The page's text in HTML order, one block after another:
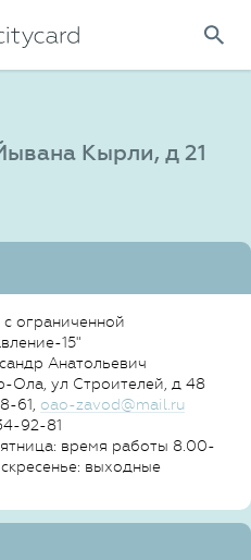
Кырли, д 21
ограниченной
15"
Анатольевич
Ола, ул Строителей, д 48
61, oao-zavod@mail.ru
92-81
время работы 8.00-
выходные